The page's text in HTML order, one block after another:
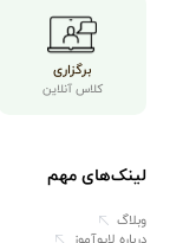
برگزاری
کلاس آنلاین
لینک‌های مهم
وبلاگ